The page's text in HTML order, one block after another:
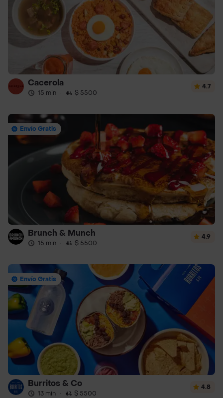
Cacerola
15 min · $ 5500
4.7
Envío Gratis
Brunch & Munch
15 min · $ 5500
4.9
Envío Gratis
Burritos & Co
13 min · $ 5500
4.8